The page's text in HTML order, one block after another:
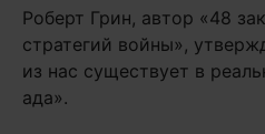
Роберт Грин, автор «48
стратегий войны»,
из нас существует в
ада».